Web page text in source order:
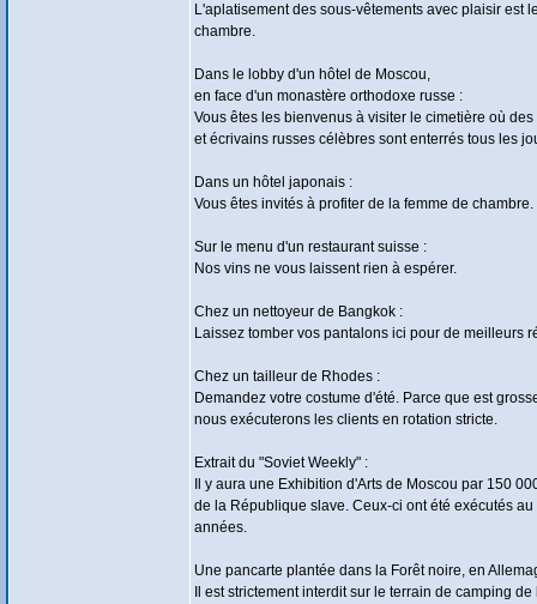
L'aplatisement des sous-vêtements avec plaisir est
chambre.
Dans le lobby d'un hôtel de Moscou,
en face d'un monastère orthodoxe russe :
Vous êtes les bienvenus à visiter le cimetière où
et écrivains russes célèbres sont enterrés tous les
Dans un hôtel japonais :
Vous êtes invités à profiter de la femme de chambre.
Sur le menu d'un restaurant suisse :
Nos vins ne vous laissent rien à espérer.
Chez un nettoyeur de Bangkok :
Laissez tomber vos pantalons ici pour de meilleurs
Chez un tailleur de Rhodes :
Demandez votre costume d'été. Parce que est
nous exécuterons les clients en rotation stricte.
Extrait du "Soviet Weekly" :
Il y aura une Exhibition d'Arts de Moscou par 150
de la République slave. Ceux-ci ont été exécutés
années.
Une pancarte plantée dans la Forêt noire, en
Il est strictement interdit sur le terrain de camping